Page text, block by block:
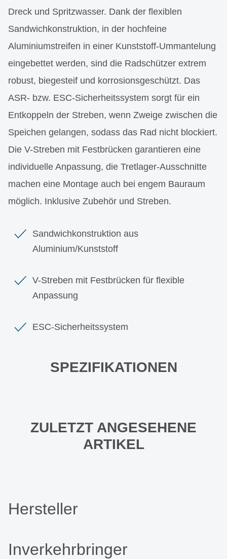
Dreck und Spritzwasser. Dank der flexiblen
Sandwichkonstruktion, in der hochfeine
Aluminiumstreifen in einer Kunststoff-Ummantelung
eingebettet werden, sind die Radschützer extrem
robust, biegesteif und korrosionsgeschützt. Das
ASR- bzw. ESC-Sicherheitssystem sorgt für ein
Entkoppeln der Streben, wenn Zweige zwischen die
Speichen gelangen, sodass das Rad nicht blockiert.
Die V-Streben mit Festbrücken garantieren eine
individuelle Anpassung, die Tretlager-Ausschnitte
machen eine Montage auch bei engem Bauraum
möglich. Inklusive Zubehör und Streben.
Sandwichkonstruktion aus
Aluminium/Kunststoff
V-Streben mit Festbrücken für flexible
Anpassung
ESC-Sicherheitssystem
SPEZIFIKATIONEN
ZULETZT ANGESEHENE
ARTIKEL
Hersteller
Inverkehrbringer